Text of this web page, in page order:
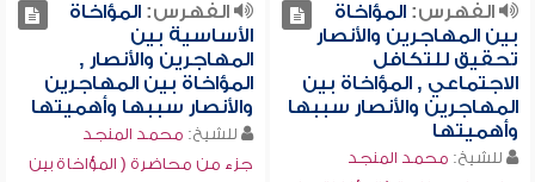
الفهرس:المؤاخاة
بين المهاجرين والأنصار
تحقيق للتكافل
الاجتماعي , المؤاخاة بين
المهاجرين والأنصار سببها
وأهميتها
للشيخ: محمد المنجد
الفهرس:المؤاخاة
الأساسية بين
المهاجرين والأنصار ,
المؤاخاة بين المهاجرين
والأنصار سببها وأهميتها
للشيخ: محمد المنجد
جزء من محاضرة ( المؤاخاة بين